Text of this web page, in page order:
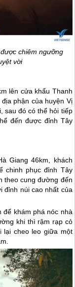
chiêm ngưỡng
vời
lên cửa khẩu Thanh
địa phận của huyện Vị
sau đó có thể hỏi tiếp
đến được đỉnh Tây
Giang 46km, khách
chinh phục đỉnh Tây
theo cung đường đến
đỉnh núi cao nhất của
để khám phá nóc nhà
khi thì rậm rạp cỏ
lại cheo leo giữa một